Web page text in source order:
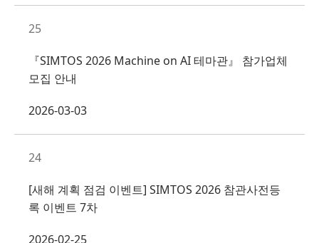
25
『SIMTOS 2026 Machine on AI 테마관』 참가업체
모집 안내
2026-03-03
24
[새해 계획 점검 이벤트] SIMTOS 2026 참관사전등
록 이벤트 7차
2026-02-25